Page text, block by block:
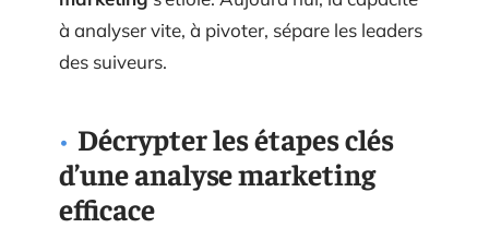
à analyser vite, à pivoter, sépare les leaders
des suiveurs.
Décrypter les étapes clés
d’une analyse marketing
efficace